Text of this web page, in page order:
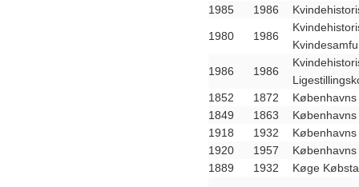
1985
1986
1980 1986
1986 1986
1852
1872
1849
1863
1918
1932
1920
1957
1889
1932 Køge